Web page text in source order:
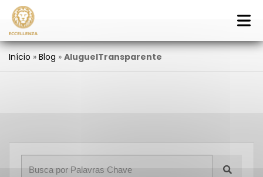
Início » Blog » AluguelTransparente